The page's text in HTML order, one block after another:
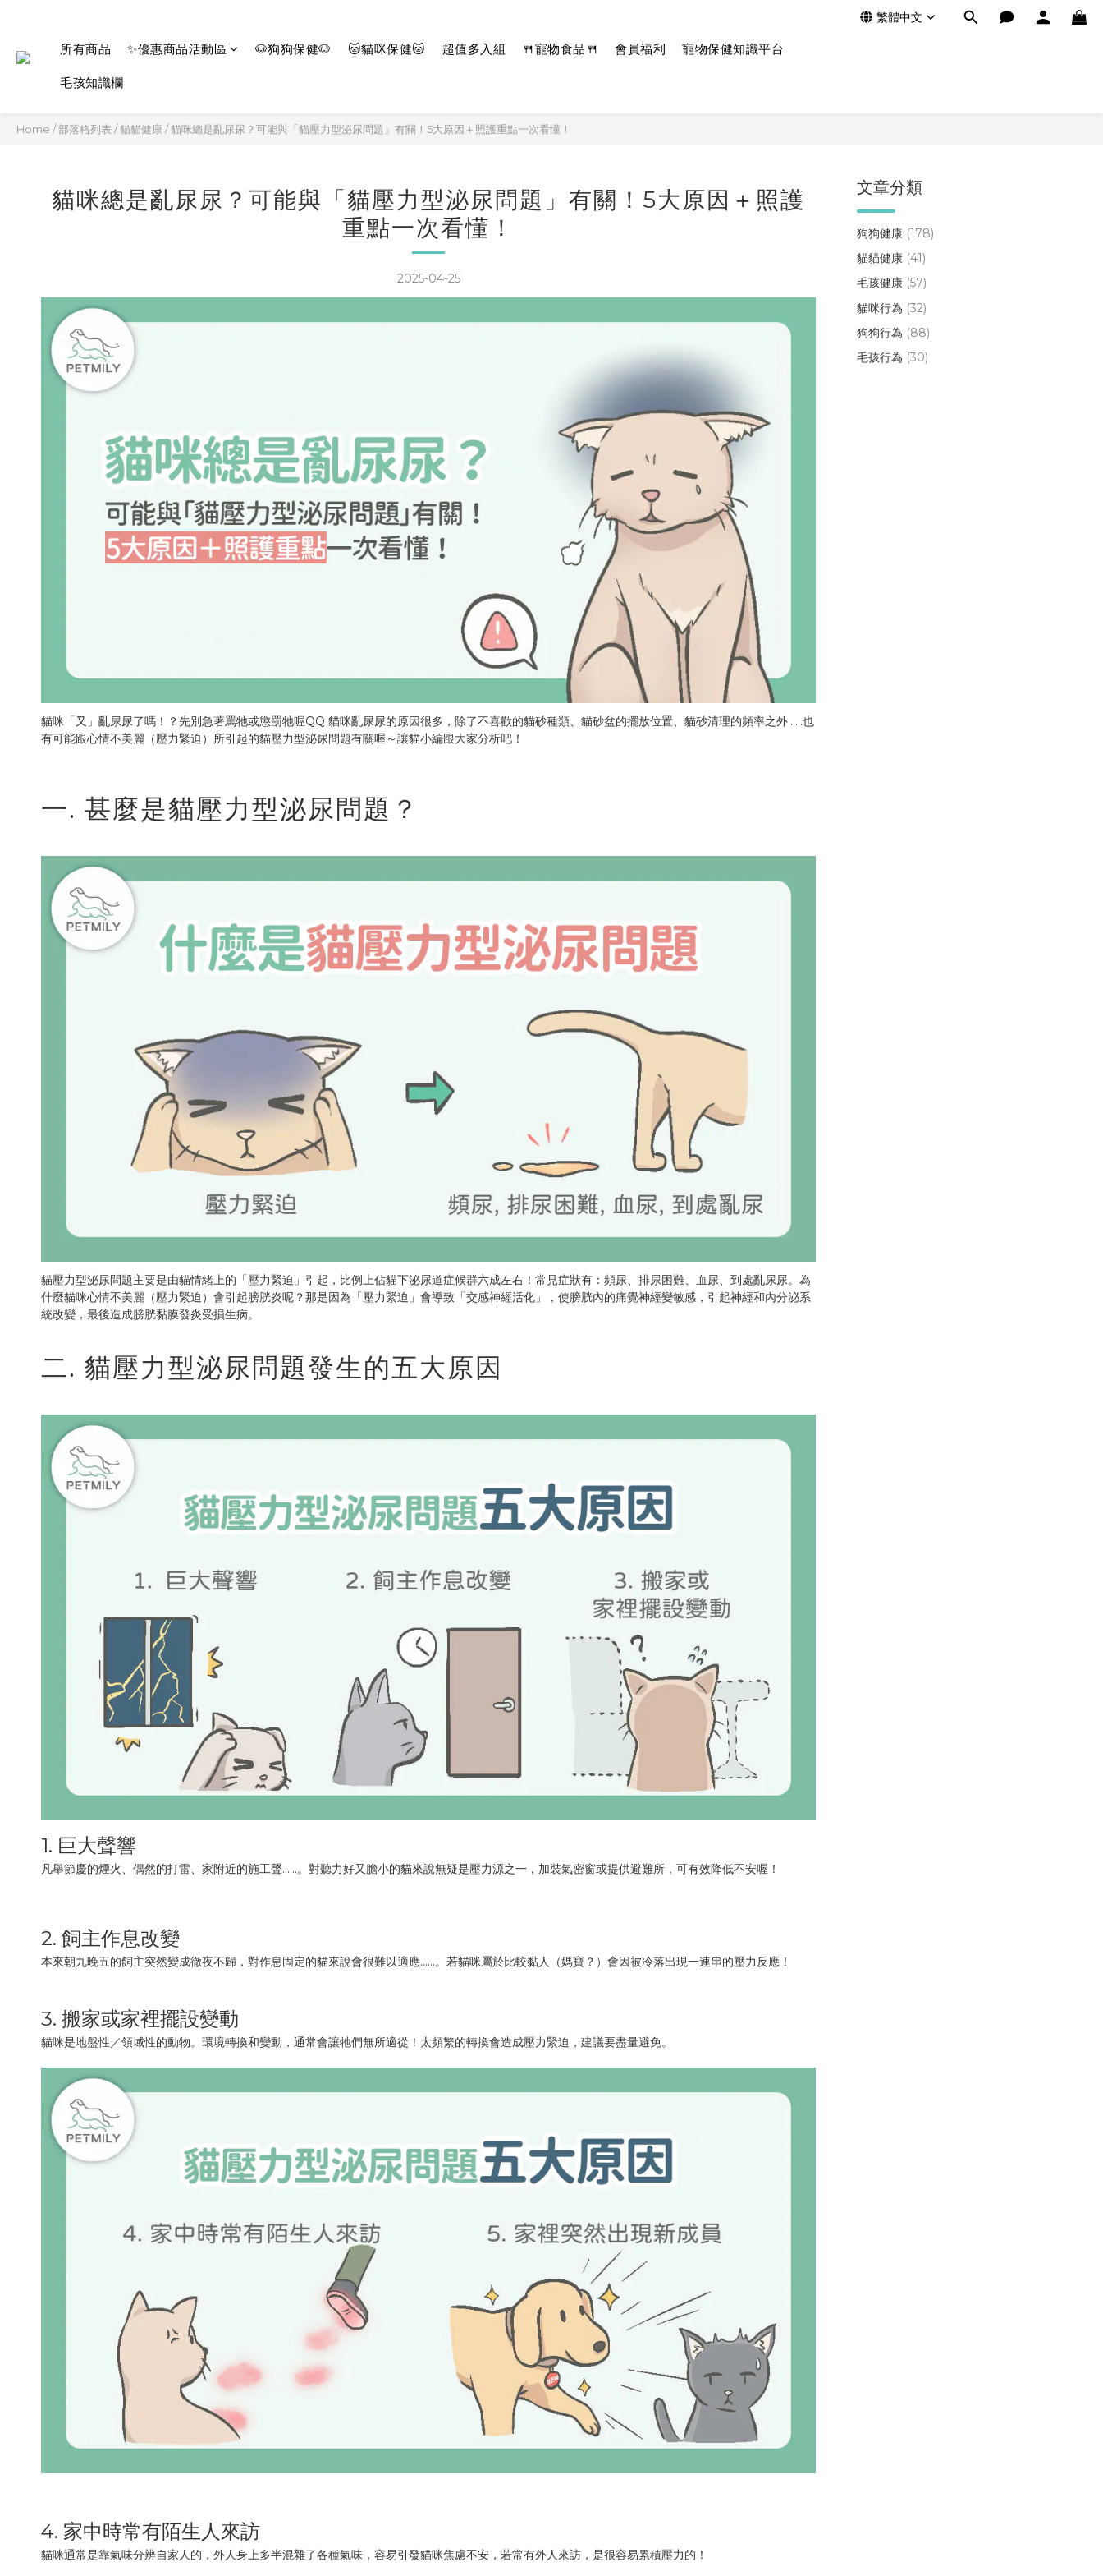
繁體中文
所有商品 ✨優惠商品活動區 🐶狗狗保健🐶 🐱貓咪保健🐱 超值多入組 🍴寵物食品🍴 會員福利 寵物保健知識平台
毛孩知識欄
Home /部落格列表 /貓貓健康 /貓咪總是亂尿尿？可能與「貓壓力型泌尿問題」有關！5大原因＋照護重點一次看懂！
貓咪總是亂尿尿？可能與「貓壓力型泌尿問題」有關！5大原因＋照護
重點一次看懂！
2025-04-25
貓咪「又」亂尿尿了嗎！？先別急著罵牠或懲罰牠喔QQ 貓咪亂尿尿的原因很多，除了不喜歡的貓砂種類、貓砂盆的擺放位置、貓砂清理的頻率之外……也
有可能跟心情不美麗（壓力緊迫）所引起的貓壓力型泌尿問題有關喔～讓貓小編跟大家分析吧！
一. 甚麼是貓壓力型泌尿問題？
貓壓力型泌尿問題主要是由貓情緒上的「壓力緊迫」引起，比例上佔貓下泌尿道症候群六成左右！常見症狀有：頻尿、排尿困難、血尿、到處亂尿尿。為
什麼貓咪心情不美麗（壓力緊迫）會引起膀胱炎呢？那是因為「壓力緊迫」會導致「交感神經活化」，使膀胱內的痛覺神經變敏感，引起神經和內分泌系
統改變，最後造成膀胱黏膜發炎受損生病。
二. 貓壓力型泌尿問題發生的五大原因
1. 巨大聲響
凡舉節慶的煙火、偶然的打雷、家附近的施工聲……。對聽力好又膽小的貓來說無疑是壓力源之一，加裝氣密窗或提供避難所，可有效降低不安喔！
2. 飼主作息改變
本來朝九晚五的飼主突然變成徹夜不歸，對作息固定的貓來說會很難以適應……。若貓咪屬於比較黏人（媽寶？）會因被冷落出現一連串的壓力反應！
3. 搬家或家裡擺設變動
貓咪是地盤性／領域性的動物。環境轉換和變動，通常會讓牠們無所適從！太頻繁的轉換會造成壓力緊迫，建議要盡量避免。
4. 家中時常有陌生人來訪
貓咪通常是靠氣味分辨自家人的，外人身上多半混雜了各種氣味，容易引發貓咪焦慮不安，若常有外人來訪，是很容易累積壓力的！
文章分類
狗狗健康 (178)
貓貓健康 (41)
毛孩健康 (57)
貓咪行為 (32)
狗狗行為 (88)
毛孩行為 (30)